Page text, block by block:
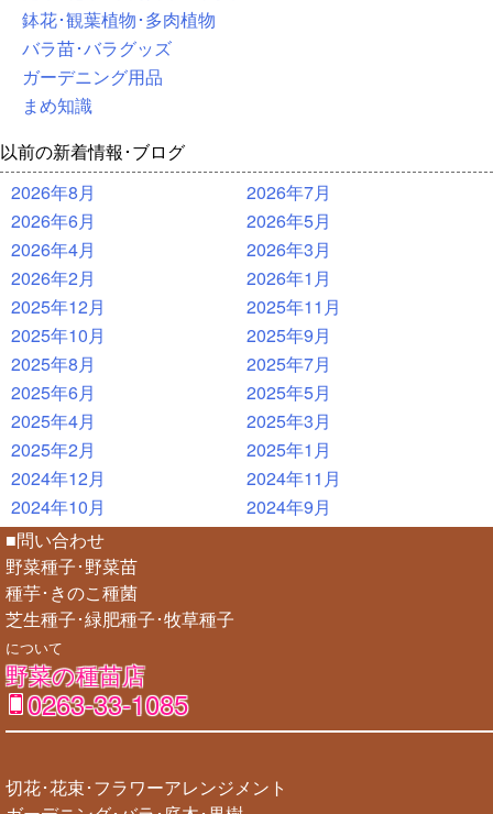
鉢花･観葉植物･多肉植物
バラ苗･バラグッズ
ガーデニング用品
まめ知識
以前の新着情報･ブログ
2026年8月
2026年7月
2026年6月
2026年5月
2026年4月
2026年3月
2026年2月
2026年1月
2025年12月
2025年11月
2025年10月
2025年9月
2025年8月
2025年7月
2025年6月
2025年5月
2025年4月
2025年3月
2025年2月
2025年1月
2024年12月
2024年11月
2024年10月
2024年9月
■問い合わせ
野菜種子･野菜苗
種芋･きのこ種菌
芝生種子･緑肥種子･牧草種子
について
野菜の種苗店
0263-33-1085
切花･花束･フラワーアレンジメント